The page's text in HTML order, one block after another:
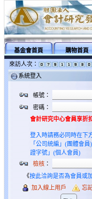
基金會首頁 購物首頁
來訪人次：
系統登入
帳號：
密碼：
會計研究中心會員享折
登入時請務必同時在下
「公司統編」(團體會
證字號」(個人會員)
檢核：
《按此洽詢是否為會員或
加入線上用戶
忘